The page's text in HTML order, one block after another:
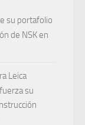
su portafolio
de NSK en
Leica
su